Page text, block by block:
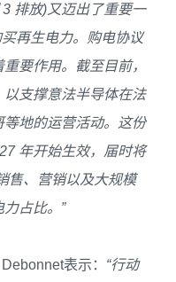
3 排放) 又迈出了重要一
买再生电力。购电协议
要作用。截至目前，
支撑意法半导体在法
地的运营活动。这份
年开始生效，届时将
售、营销以及大规模
占比。”
表示： “行动